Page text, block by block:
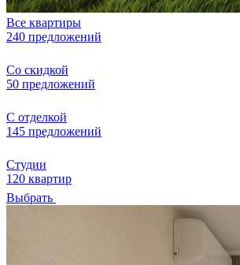
Все квартиры
240 предложений
Со скидкой
50 предложений
С отделкой
145 предложений
Студии
120 квартир
Выбрать